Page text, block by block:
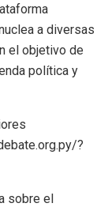
a diversas
el objetivo de
política y
?
sobre el